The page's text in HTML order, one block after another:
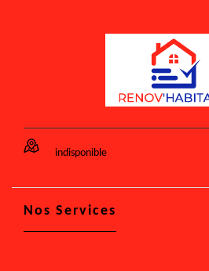
indisponible
Nos Services